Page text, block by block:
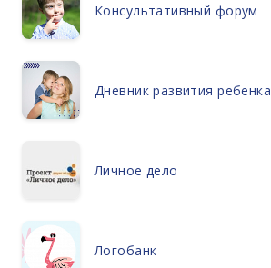
Консультативный форум
Дневник развития ребенка
Личное дело
Логобанк